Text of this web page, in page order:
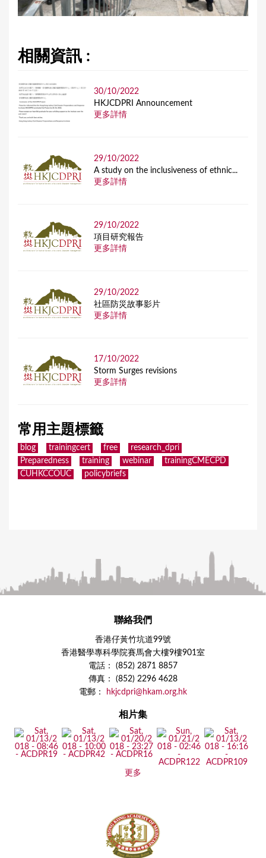
相關資訊 :
30/10/2022
HKJCDPRI Announcement
更多詳情
29/10/2022
A study on the inclusiveness of ethnic...
更多詳情
29/10/2022
項目研究報告
更多詳情
29/10/2022
社區防災故事影片
更多詳情
17/10/2022
Storm Surges revisions
更多詳情
常用主題標籤
blog trainingcert free
research_dpri
Preparedness
training webinar
trainingCMECPD
CUHKCCOUC
policybriefs
聯絡我們
香港仔黃竹坑道99號
香港醫學專科學院賽馬會大樓9樓901室
電話： (852) 2871 8857
傳真： (852) 2296 4628
電郵：
hkjcdpri@hkam.org.hk
相片集
更多